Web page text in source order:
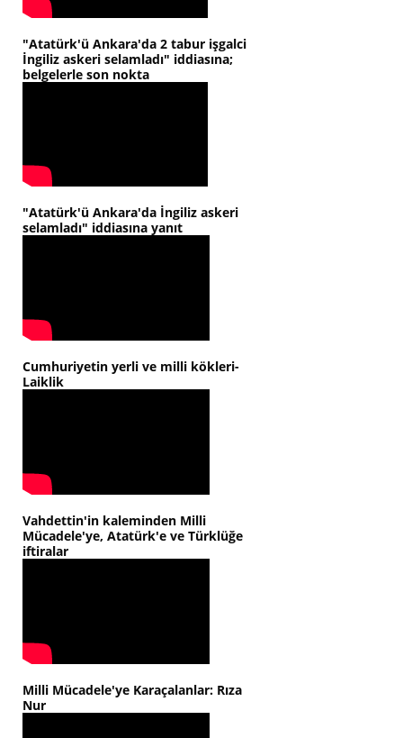
"Atatürk'ü Ankara'da 2 tabur işgalci
İngiliz askeri selamladı" iddiasına;
belgelerle son nokta
"Atatürk'ü Ankara'da İngiliz askeri
selamladı" iddiasına yanıt
Cumhuriyetin yerli ve milli kökleri-
Laiklik
Vahdettin'in kaleminden Milli
Mücadele'ye, Atatürk'e ve Türklüğe
iftiralar
Milli Mücadele'ye Karaçalanlar: Rıza
Nur